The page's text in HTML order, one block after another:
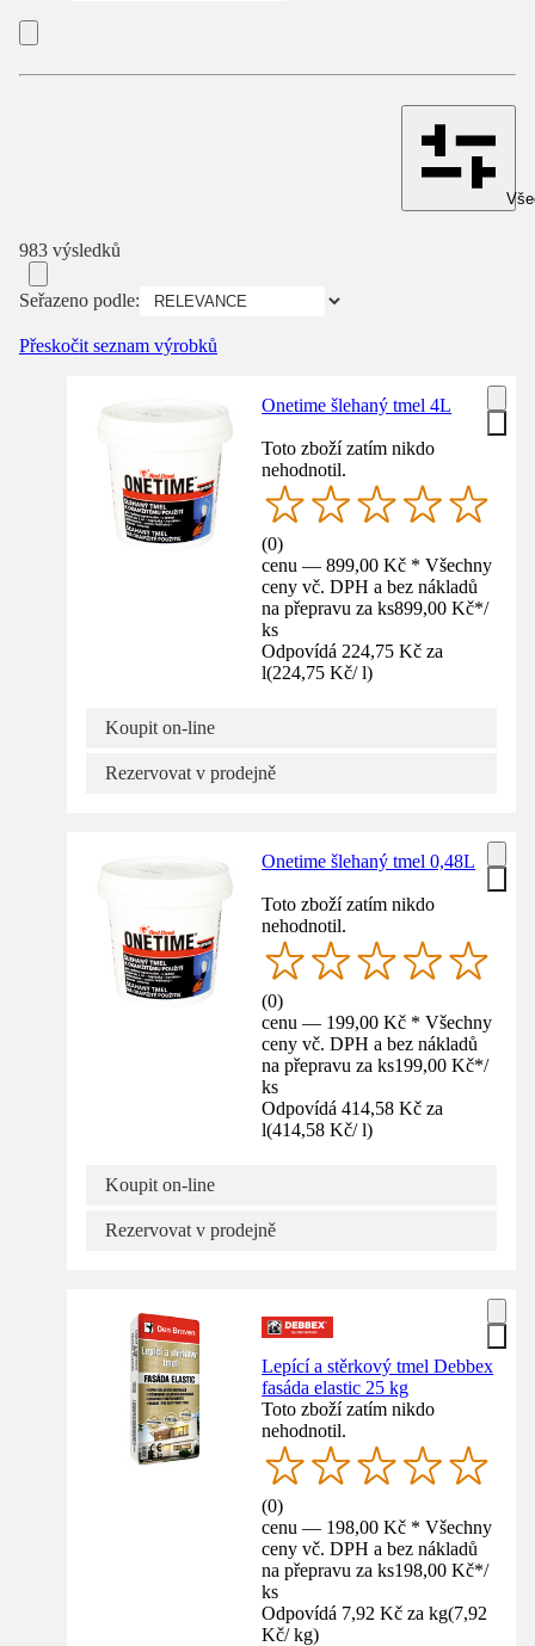
983 výsledků
Seřazeno podle:
Přeskočit seznam výrobků
Onetime šlehaný tmel 4L
Toto zboží zatím nikdo
nehodnotil.
(0)
cenu — 899,00 Kč * Všechny
ceny vč. DPH a bez nákladů
na přepravu za ks899,00 Kč*/
ks
Odpovídá 224,75 Kč za
l(224,75 Kč/ l)
Koupit on-line
Rezervovat v prodejně
Onetime šlehaný tmel 0,48L
Toto zboží zatím nikdo
nehodnotil.
(0)
cenu — 199,00 Kč * Všechny
ceny vč. DPH a bez nákladů
na přepravu za ks199,00 Kč*/
ks
Odpovídá 414,58 Kč za
l(414,58 Kč/ l)
Koupit on-line
Rezervovat v prodejně
Lepící a stěrkový tmel Debbex
fasáda elastic 25 kg
Toto zboží zatím nikdo
nehodnotil.
(0)
cenu — 198,00 Kč * Všechny
ceny vč. DPH a bez nákladů
na přepravu za ks198,00 Kč*/
ks
Odpovídá 7,92 Kč za kg(7,92
Kč/ kg)